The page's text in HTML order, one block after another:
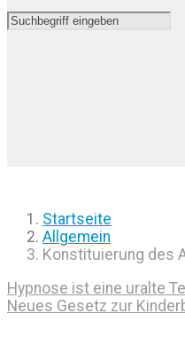
Startseite
Allgemein
Konstituierung des
Hypnose ist eine uralte
Neues Gesetz zur